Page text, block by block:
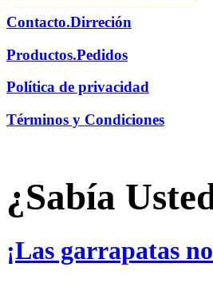
Contacto.Dirreción
Productos.Pedidos
Política de privacidad
Términos y Condiciones
¿Sabía
¡Las garrapatas